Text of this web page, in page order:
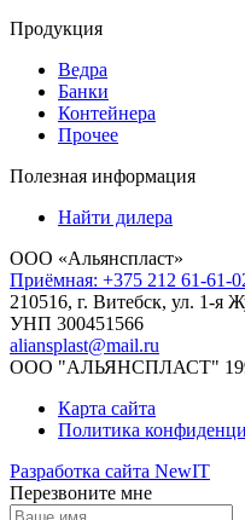
Продукция
Ведра
Банки
Контейнера
Прочее
Полезная информация
Найти дилера
ООО «Альянспласт»
Приёмная: +375 212 61-61-
210516, г. Витебск, ул. 1-я
УНП 300451566
aliansplast@mail.ru
ООО "АЛЬЯНСПЛАСТ"
Карта сайта
Политика
Разработка сайта NewIT
Перезвоните мне